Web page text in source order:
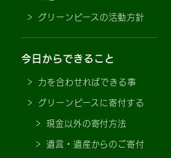
グリーンピースの活動方針
今日からできること
力を合わせればできる事
グリーンピースに寄付する
現金以外の寄付方法
遺言・遺産からのご寄付